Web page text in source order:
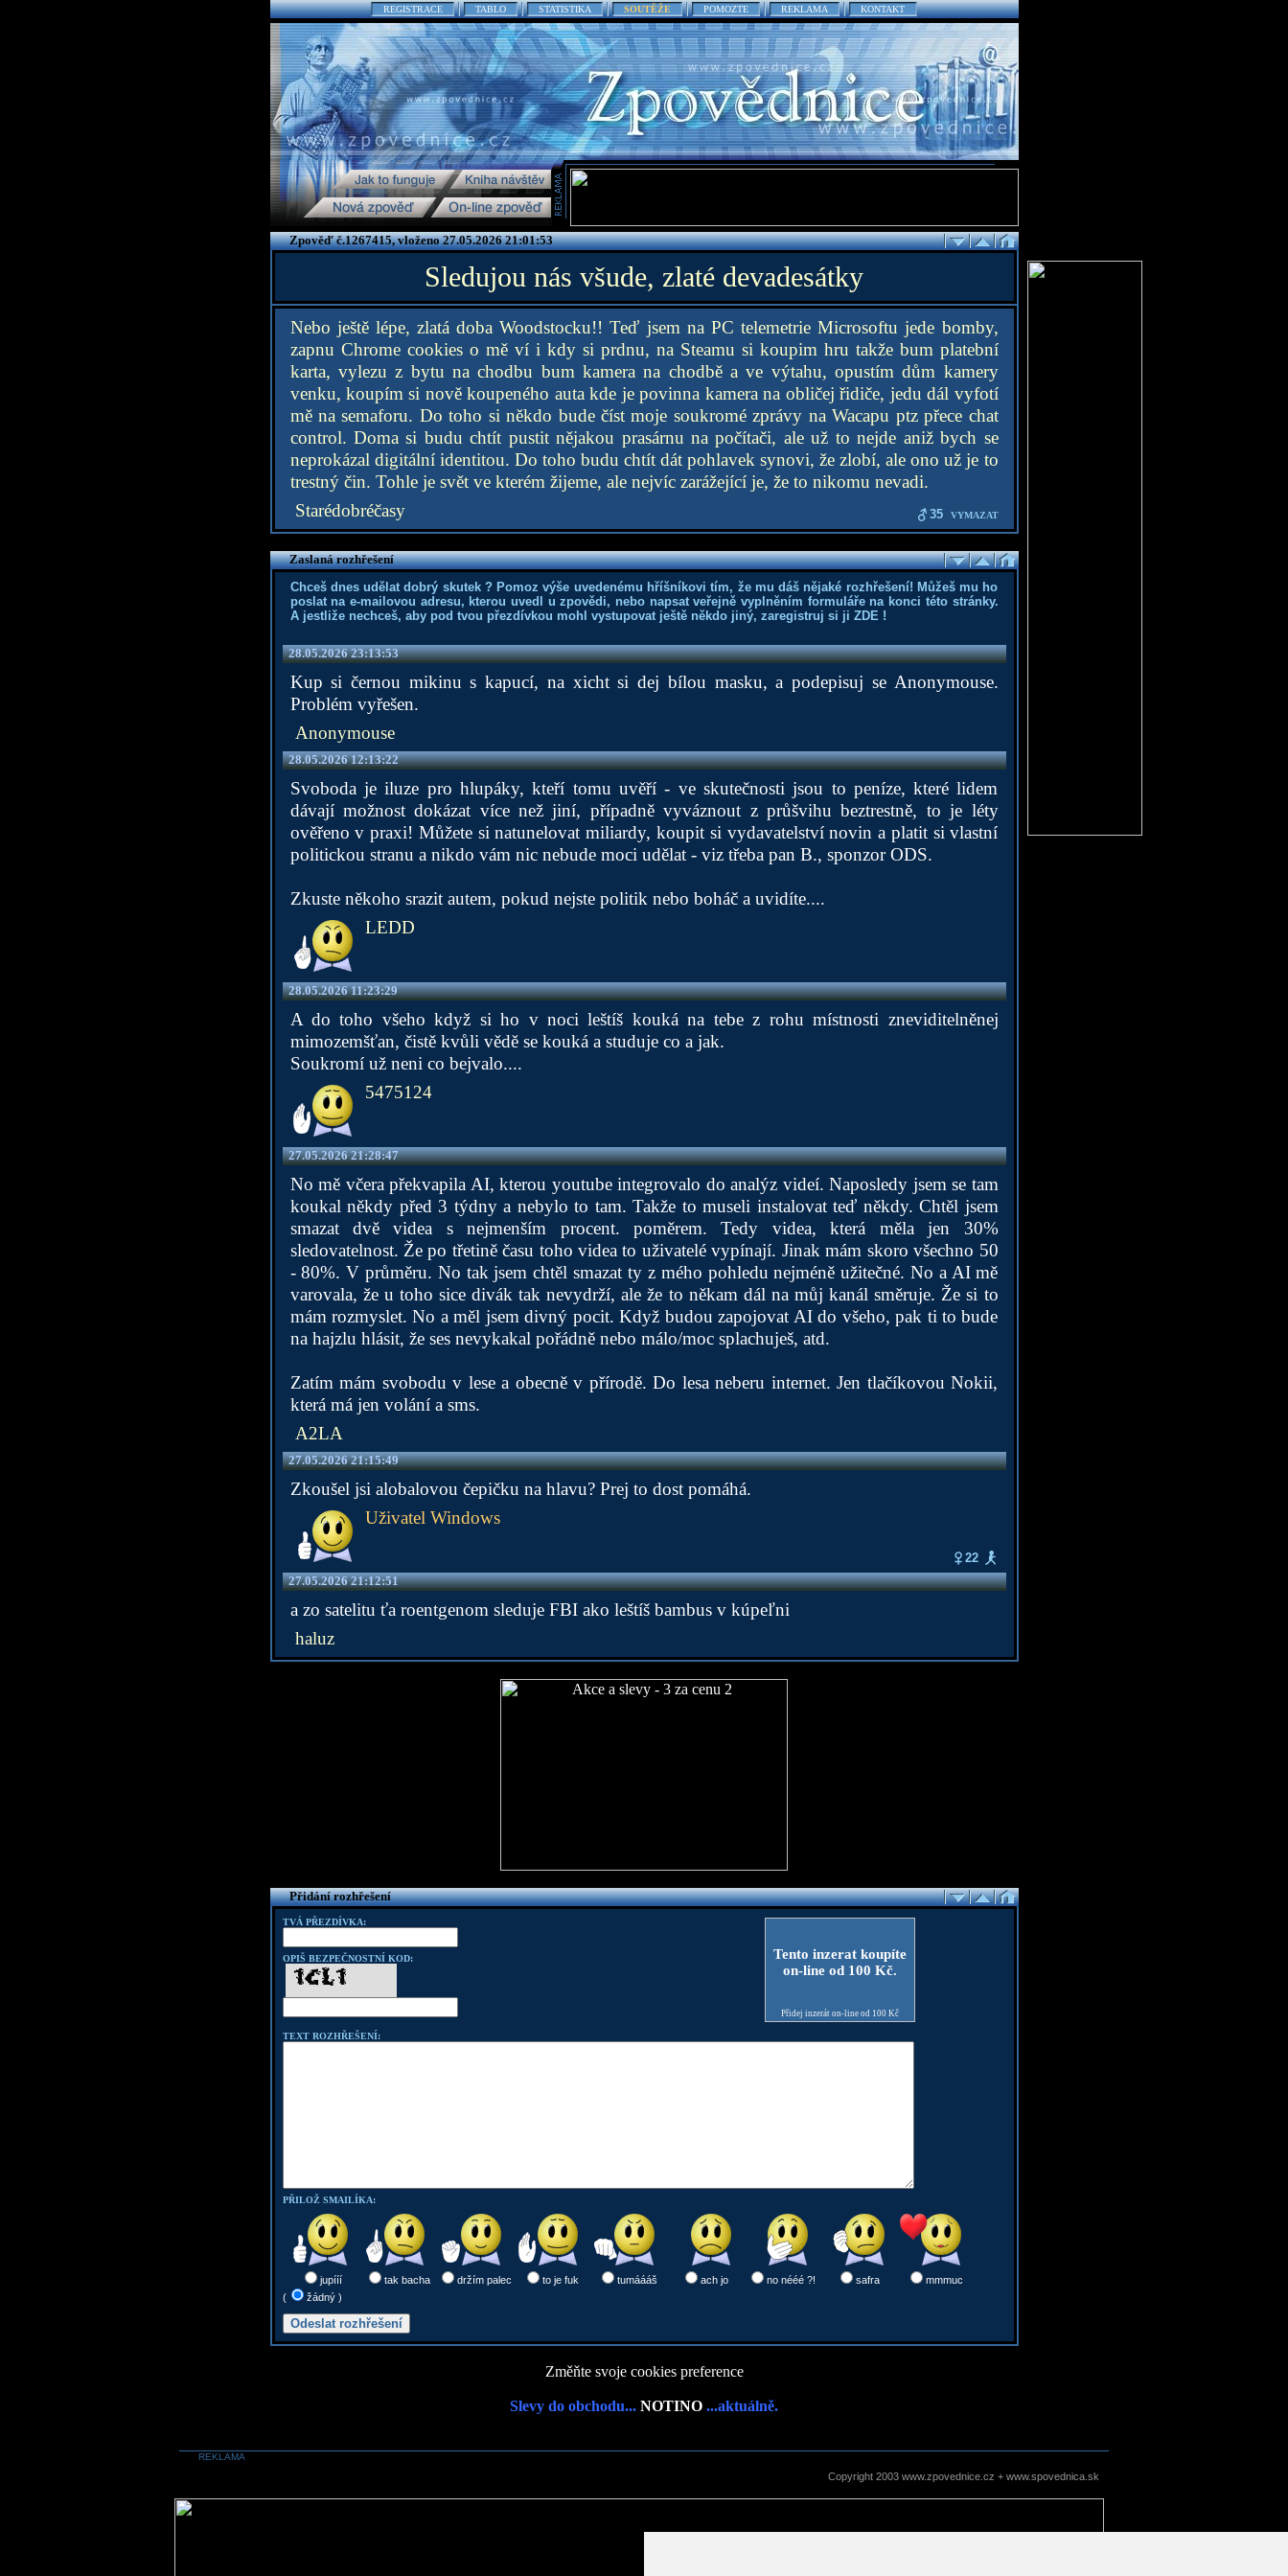
REGISTRACE TABLO STATISTIKA SOUTĚŽE POMOZTE REKLAMA KONTAKT
Zpověď č.1267415, vloženo 27.05.2026 21:01:53
Sledujou nás všude, zlaté devadesátky
Nebo ještě lépe, zlatá doba Woodstocku!! Teď jsem na PC telemetrie Microsoftu jede bomby,
zapnu Chrome cookies o mě ví i kdy si prdnu, na Steamu si koupim hru takže bum platební
karta, vylezu z bytu na chodbu bum kamera na chodbě a ve výtahu, opustím dům kamery
venku, koupím si nově koupeného auta kde je povinna kamera na obličej řidiče, jedu dál vyfotí
mě na semaforu. Do toho si někdo bude číst moje soukromé zprávy na Wacapu ptz přece chat
control. Doma si budu chtít pustit nějakou prasárnu na počítači, ale už to nejde aniž bych se
neprokázal digitální identitou. Do toho budu chtít dát pohlavek synovi, že zlobí, ale ono už je to
trestný čin. Tohle je svět ve kterém žijeme, ale nejvíc zarážející je, že to nikomu nevadi.
Starédobréčasy
35 VYMAZAT
Zaslaná rozhřešení
Chceš dnes udělat dobrý skutek ? Pomoz výše uvedenému hříšníkovi tím, že mu dáš nějaké rozhřešení! Můžeš mu ho
poslat na e-mailovou adresu, kterou uvedl u zpovědi, nebo napsat veřejně vyplněním formuláře na konci této stránky.
A jestliže nechceš, aby pod tvou přezdívkou mohl vystupovat ještě někdo jiný, zaregistruj si ji ZDE!
28.05.2026 23:13:53
Kup si černou mikinu s kapucí, na xicht si dej bílou masku, a podepisuj se Anonymouse.
Problém vyřešen.
Anonymouse
28.05.2026 12:13:22
Svoboda je iluze pro hlupáky, kteří tomu uvěří - ve skutečnosti jsou to peníze, které lidem
dávají možnost dokázat více než jiní, případně vyváznout z průšvihu beztrestně, to je léty
ověřeno v praxi! Můžete si natunelovat miliardy, koupit si vydavatelství novin a platit si vlastní
politickou stranu a nikdo vám nic nebude moci udělat - viz třeba pan B., sponzor ODS.
Zkuste někoho srazit autem, pokud nejste politik nebo boháč a uvidíte....
LEDD
28.05.2026 11:23:29
A do toho všeho když si ho v noci leštíš kouká na tebe z rohu místnosti zneviditelněnej
mimozemšťan, čistě kvůli vědě se kouká a studuje co a jak.
Soukromí už neni co bejvalo....
5475124
27.05.2026 21:28:47
No mě včera překvapila AI, kterou youtube integrovalo do analýz videí. Naposledy jsem se tam
koukal někdy před 3 týdny a nebylo to tam. Takže to museli instalovat teď někdy. Chtěl jsem
smazat dvě videa s nejmenším procent. poměrem. Tedy videa, která měla jen 30%
sledovatelnost. Že po třetině času toho videa to uživatelé vypínají. Jinak mám skoro všechno 50
- 80%. V průměru. No tak jsem chtěl smazat ty z mého pohledu nejméně užitečné. No a AI mě
varovala, že u toho sice divák tak nevydrží, ale že to někam dál na můj kanál směruje. Že si to
mám rozmyslet. No a měl jsem divný pocit. Když budou zapojovat AI do všeho, pak ti to bude
na hajzlu hlásit, že ses nevykakal pořádně nebo málo/moc splachuješ, atd.
Zatím mám svobodu v lese a obecně v přírodě. Do lesa neberu internet. Jen tlačíkovou Nokii,
která má jen volání a sms.
A2LA
27.05.2026 21:15:49
Zkoušel jsi alobalovou čepičku na hlavu? Prej to dost pomáhá.
Uživatel Windows
22
27.05.2026 21:12:51
a zo satelitu ťa roentgenom sleduje FBI ako leštíš bambus v kúpeľni
haluz
Přidání rozhřešení
TVÁ PŘEZDÍVKA:
OPIŠ BEZPEČNOSTNÍ KOD:
Tento inzerat koupíte
on-line od 100 Kč.
Přidej inzerát on-line od 100 Kč
TEXT ROZHŘEŠENÍ:
PŘILOŽ SMAILÍKA:
jupííí tak bacha držím palec to je fuk tumáááš ach jo no nééé ?! safra
mmmuc
(
žádný )
Změňte svoje cookies preference
Slevy do obchodu... NOTINO ...aktuálně.
REKLAMA
Copyright 2003 www.zpovednice.cz + www.spovednica.sk